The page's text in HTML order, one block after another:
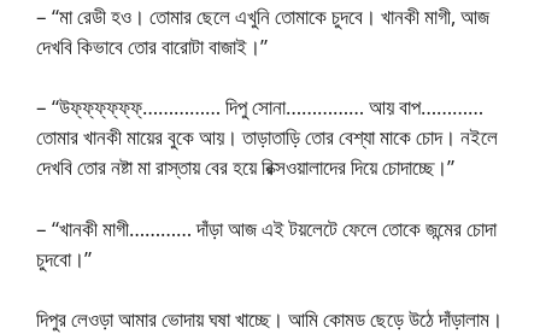
– “মা রেডী হও। তোমার ছেলে এখুনি তোমাকে চুদবে। খানকী মাগী, আজ
দেখবি কিভাবে তোর বারোটা বাজাই।”
– “উফ্‌ফ্‌ফ্‌ফ্‌ফ্‌ফ্‌…………… দিপু সোনা…………… আয় বাপ…………
তোমার খানকী মায়ের বুকে আয়। তাড়াতাড়ি তোর বেশ্যা মাকে চোদ। নইলে
দেখবি তোর নষ্টা মা রাস্তায় বের হয়ে রিক্সওয়ালাদের দিয়ে চোদাচ্ছে।”
– “খানকী মাগী………… দাঁড়া আজ এই টয়লেটে ফেলে তোকে জন্মের চোদা
চুদবো।”
দিপুর লেওড়া আমার ভোদায় ঘষা খাচ্ছে। আমি কোমড ছেড়ে উঠে দাঁড়ালাম।